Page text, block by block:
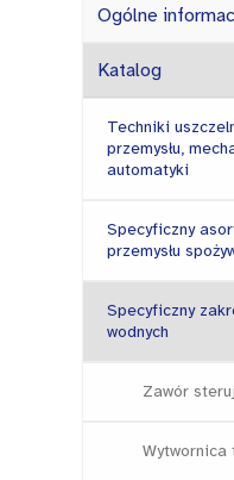
Ogólne
Katalog
Techniki
przemysłu,
automatyki
Specyficzny
przemysłu
Specyficzny
wodnych
Zawór
Wytwornica